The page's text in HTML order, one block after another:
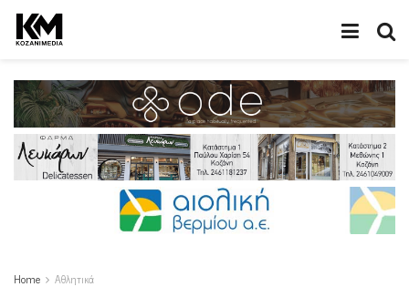
Home Αθλητικά